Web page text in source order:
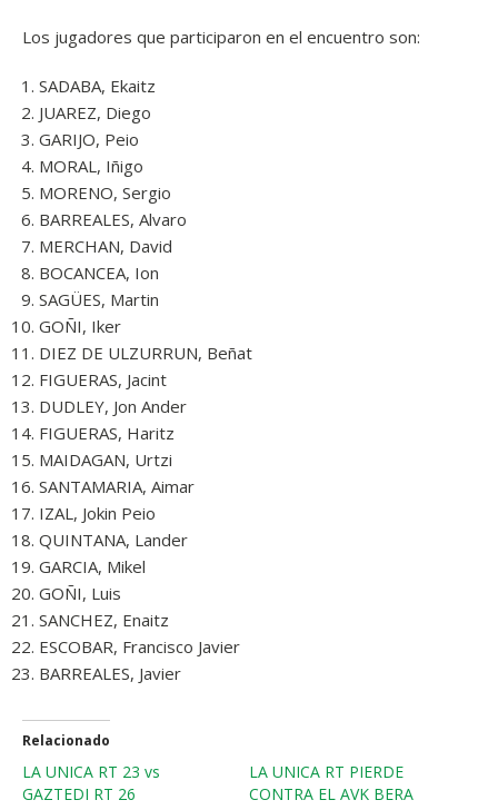
Los jugadores que participaron en el encuentro son:
SADABA, Ekaitz
JUAREZ, Diego
GARIJO, Peio
MORAL, Iñigo
MORENO, Sergio
BARREALES, Alvaro
MERCHAN, David
BOCANCEA, Ion
SAGÜES, Martin
GOÑI, Iker
DIEZ DE ULZURRUN, Beñat
FIGUERAS, Jacint
DUDLEY, Jon Ander
FIGUERAS, Haritz
MAIDAGAN, Urtzi
SANTAMARIA, Aimar
IZAL, Jokin Peio
QUINTANA, Lander
GARCIA, Mikel
GOÑI, Luis
SANCHEZ, Enaitz
ESCOBAR, Francisco Javier
BARREALES, Javier
Relacionado
LA UNICA RT 23 vs
GAZTEDI RT 26
LA UNICA RT PIERDE
CONTRA EL AVK BERA